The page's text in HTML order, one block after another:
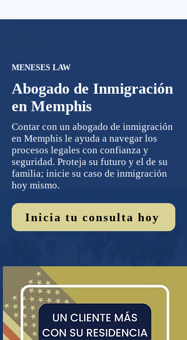
MENESES LAW
Abogado de Inmigración
en Memphis
Contar con un abogado de inmigración
en Memphis le ayuda a navegar los
procesos legales con confianza y
seguridad. Proteja su futuro y el de su
familia; inicie su caso de inmigración
hoy mismo.
Inicia tu consulta hoy